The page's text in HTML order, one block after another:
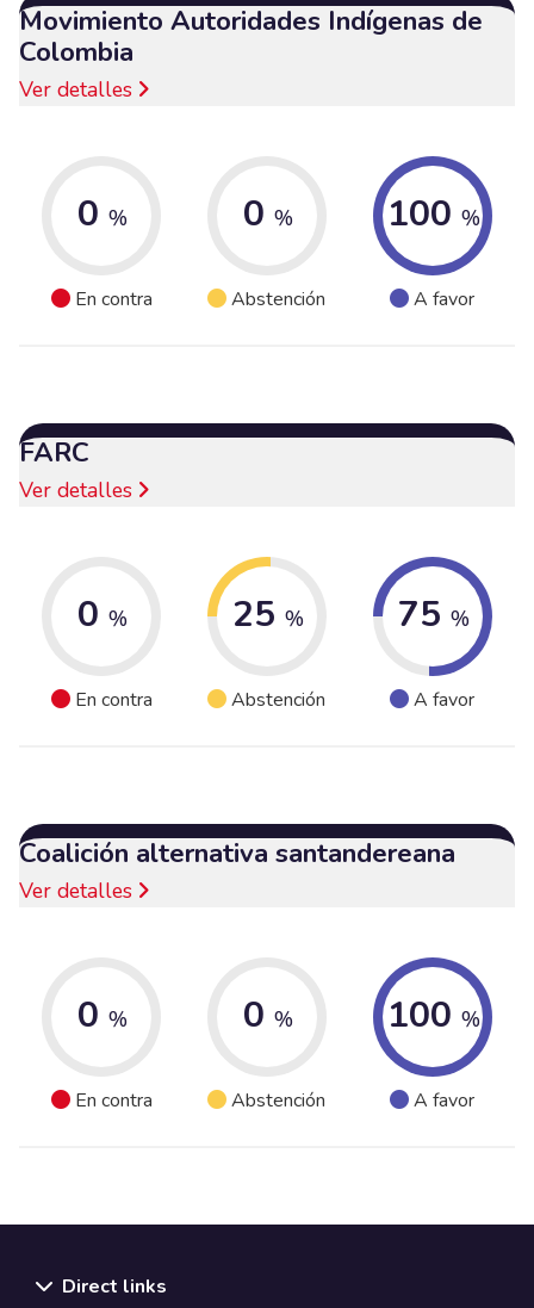
Movimiento Autoridades Indígenas de
Colombia
Ver detalles
0 %
En contra
0 %
Abstención
100 %
A favor
FARC
Ver detalles
0 %
En contra
25 %
Abstención
75 %
A favor
Coalición alternativa santandereana
Ver detalles
0 %
En contra
0 %
Abstención
100 %
A favor
Direct links